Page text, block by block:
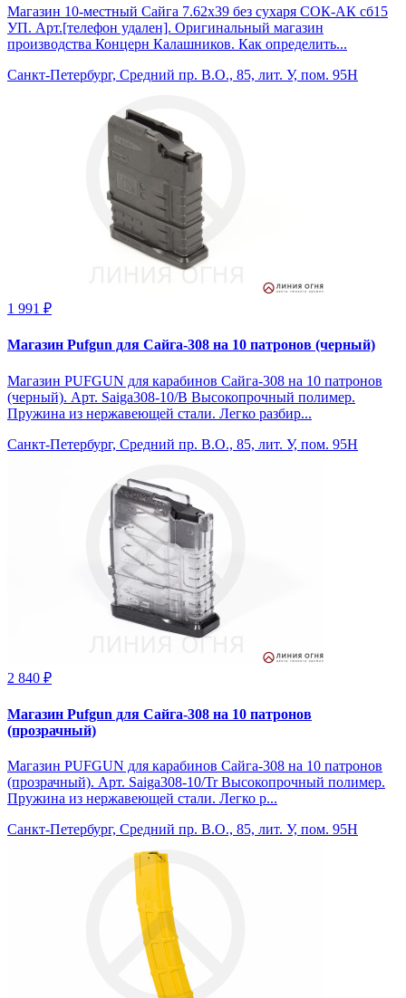
Магазин 10-местный Сайга 7.62х39 без сухаря СОК-АК сб15
УП. Арт.[телефон удален]. Оригинальный магазин
производства Концерн Калашников. Как определить...
Санкт-Петербург, Средний пр. В.О., 85, лит. У, пом. 95Н
1 991 ₽
Магазин Pufgun для Сайга-308 на 10 патронов (черный)
Магазин PUFGUN для карабинов Сайга-308 на 10 патронов
(черный). Арт. Saiga308-10/B Высокопрочный полимер.
Пружина из нержавеющей стали. Легко разбир...
Санкт-Петербург, Средний пр. В.О., 85, лит. У, пом. 95Н
2 840 ₽
Магазин Pufgun для Сайга-308 на 10 патронов
(прозрачный)
Магазин PUFGUN для карабинов Сайга-308 на 10 патронов
(прозрачный). Арт. Saiga308-10/Tr Высокопрочный полимер.
Пружина из нержавеющей стали. Легко р...
Санкт-Петербург, Средний пр. В.О., 85, лит. У, пом. 95Н